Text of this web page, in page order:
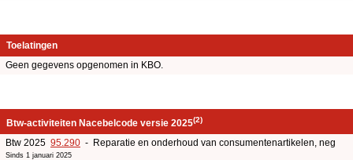
Toelatingen
Geen gegevens opgenomen in KBO.
Btw-activiteiten Nacebelcode versie 2025(2)
Btw 2025 95.290 - Reparatie en onderhoud van consumentenartikelen, neg
Sinds 1 januari 2025